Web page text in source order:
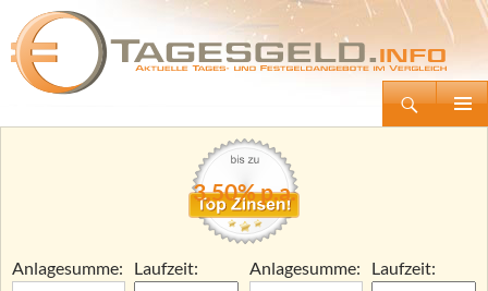
Tagesgeld.info – Tagesgeldkonten vergleichen und Tagesgeld-Zinsen berechnen
Zum
3,50% p.a.
Anlagesumme:
Laufzeit:
Anlagesumme:
Laufzeit: